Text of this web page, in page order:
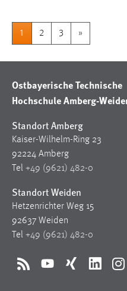
1 2 3 »
Ostbayerische Technische
Hochschule Amberg-
Standort Amberg
Kaiser-Wilhelm-Ring 23
92224 Amberg
Tel +49 (9621) 482-0
Standort Weiden
Hetzenrichter Weg 15
92637 Weiden
Tel +49 (9621) 482-0
RSS YouTubeXing LinkedIn